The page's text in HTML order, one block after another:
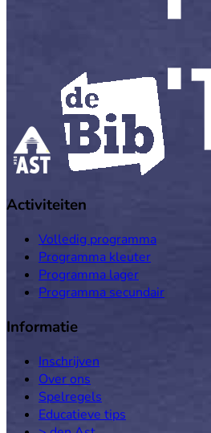
Activiteiten
Volledig programma
Programma kleuter
Programma lager
Programma secundair
Informatie
Inschrijven
Over ons
Spelregels
Educatieve tips